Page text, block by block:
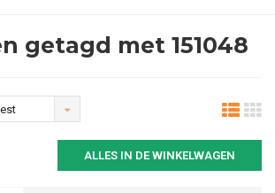
getagd met 151048
ALLES IN DE WINKELWAGEN